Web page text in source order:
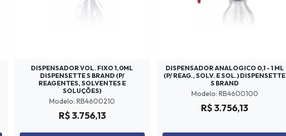
DISPENSADOR VOL. FIXO 1,0ML
DISPENSETTE S BRAND (P/
REAGENTES, SOLVENTES E
SOLUÇÕES)
Modelo: RB4600210
R$ 3.756,13
DISPENSADOR ANALOGICO 0,1 - 1 ML
(P/ REAG., SOLV. E SOL.) DISPENSETTE
S BRAND
Modelo: RB4600100
R$ 3.756,13